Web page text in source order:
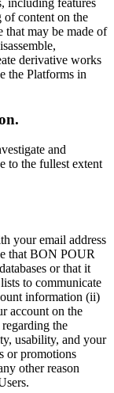
of content on the
that may be made of
derivative works
the Platforms in
and
to the fullest extent
your email address
that BON POUR
or that it
to communicate
information (ii)
account on the
the
usability, and your
or promotions
other reason